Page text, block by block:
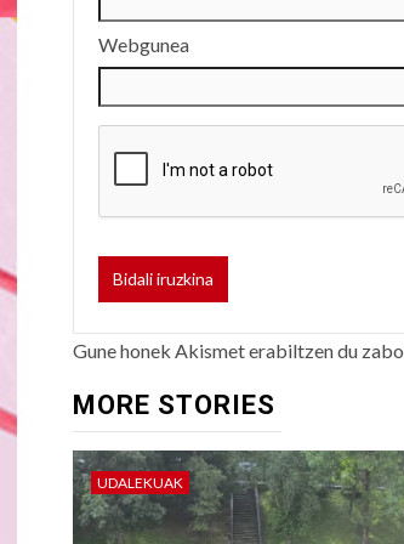
Webgunea
Gune honek Akismet erabiltzen du
MORE STORIES
UDALEKUAK